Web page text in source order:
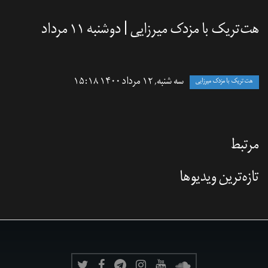
هت‌تریک با مزدک میرزایی | دوشنبه ۱۱ مرداد
هت تریک با مزدک میرزایی سه شنبه, ۱۲ مرداد ۱۴۰۰ ۱۵:۱۸
مرتبط
تازه‌‌ترین ویدیوها